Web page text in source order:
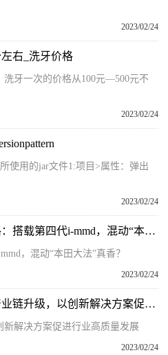
2023/02/24
右_洗牙价格
洗牙一次的价格从100元—500元不
2023/02/24
使用的jar文件1:项目>属性：弹出
2023/02/24
全球热文：试驾掀背版型格：搭载第四代i-mmd，混动“本田大法”真香？
，混动“本田大法”真香？
2023/02/24
全球资讯：立邦聚焦汽车产业链升级，以创新解决方案促进行业高质量发展
解决方案促进行业高质量发展
2023/02/24